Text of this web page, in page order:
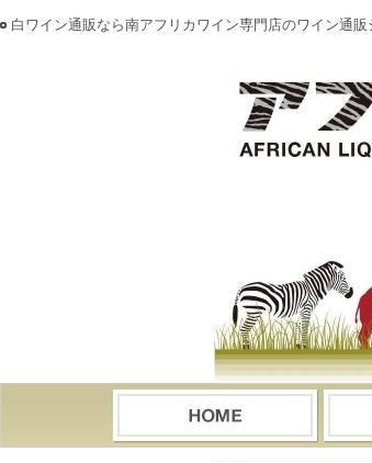
白ワイン通販なら南アフリカワイン専門店のワイン通販